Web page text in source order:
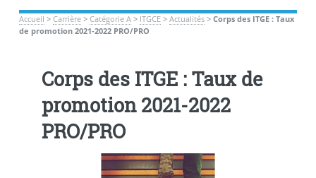
Accueil > Carrière> Catégorie A> ITGCE> Actualités> Corps des ITGE : Taux
de promotion 2021-2022 PRO/PRO
Corps des ITGE : Taux de
promotion 2021-2022
PRO/PRO